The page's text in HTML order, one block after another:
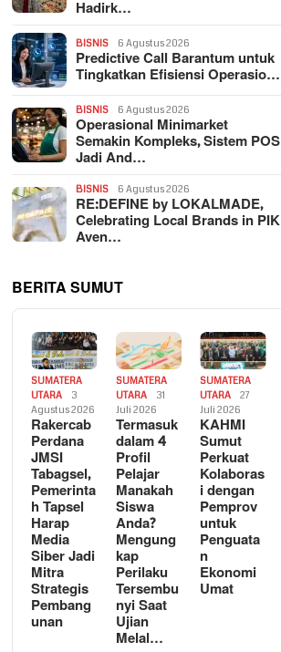
Hadirk…
BISNIS 6 Agustus 2026
Predictive Call Barantum untuk
Tingkatkan Efisiensi Operasio…
BISNIS 6 Agustus 2026
Operasional Minimarket
Semakin Kompleks, Sistem POS
Jadi And…
BISNIS 6 Agustus 2026
RE:DEFINE by LOKALMADE,
Celebrating Local Brands in PIK
Aven…
BERITA SUMUT
SUMATERA
UTARA
3
Agustus 2026
Rakercab
Perdana
JMSI
Tabagsel,
Pemerinta
h Tapsel
Harap
Media
Siber Jadi
Mitra
Strategis
Pembang
unan
SUMATERA
UTARA
31
Juli 2026
Termasuk
dalam 4
Profil
Pelajar
Manakah
Siswa
Anda?
Mengung
kap
Perilaku
Tersembu
nyi Saat
Ujian
Melal…
SUMATERA
UTARA
27
Juli 2026
KAHMI
Sumut
Perkuat
Kolaboras
i dengan
Pemprov
untuk
Penguata
n
Ekonomi
Umat